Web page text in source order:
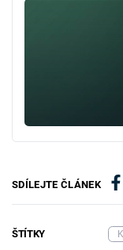
SDÍLEJTE ČLÁNEK
ŠTÍTKY